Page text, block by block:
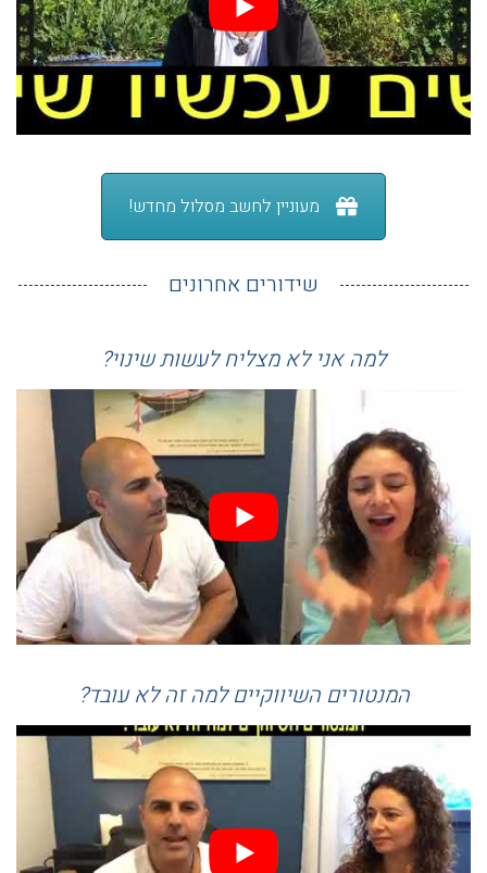
מעוניין לחשב מסלול מחדש!
שידורים אחרונים
למה אני לא מצליח לעשות שינוי?
המנטורים השיווקיים למה זה לא עובד?